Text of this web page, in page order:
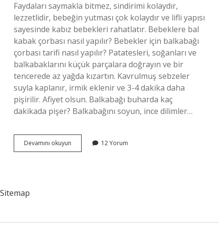
Faydaları saymakla bitmez, sindirimi kolaydır,
lezzetlidir, bebeğin yutması çok kolaydır ve lifli yapısı
sayesinde kabız bebekleri rahatlatır. Bebeklere bal
kabak çorbası nasıl yapılır? Bebekler için balkabağı
çorbası tarifi nasıl yapılır? Patatesleri, soğanları ve
balkabaklarını küçük parçalara doğrayın ve bir
tencerede az yağda kızartın. Kavrulmuş sebzeler
suyla kaplanır, irmik eklenir ve 3-4 dakika daha
pişirilir. Afiyet olsun. Balkabağı buharda kaç
dakikada pişer? Balkabağını soyun, ince dilimler…
Devamını okuyun
Aylık
12 Yorum
Sitemap